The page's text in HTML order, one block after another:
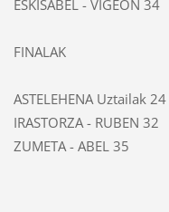
ESKISABEL - VIGEON 34
FINALAK
ASTELEHENA Uztailak
IRASTORZA - RUBEN 32
ZUMETA - ABEL 35